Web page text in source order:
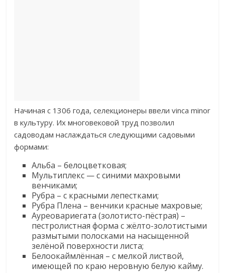
Начиная с 1306 года, селекционеры ввели vinca minor
в культуру. Их многовековой труд позволил
садоводам наслаждаться следующими садовыми
формами:
Альба – белоцветковая;
Мультиплекс — с синими махровыми
венчиками;
Рубра – с красными лепестками;
Рубра Плена – венчики красные махровые;
Ауреовариегата (золотисто-пёстрая) –
пестролистная форма с жёлто-золотистыми
размытыми полосками на насыщенной
зелёной поверхности листа;
Белоокаймлённая – с мелкой листвой,
имеющей по краю неровную белую кайму.